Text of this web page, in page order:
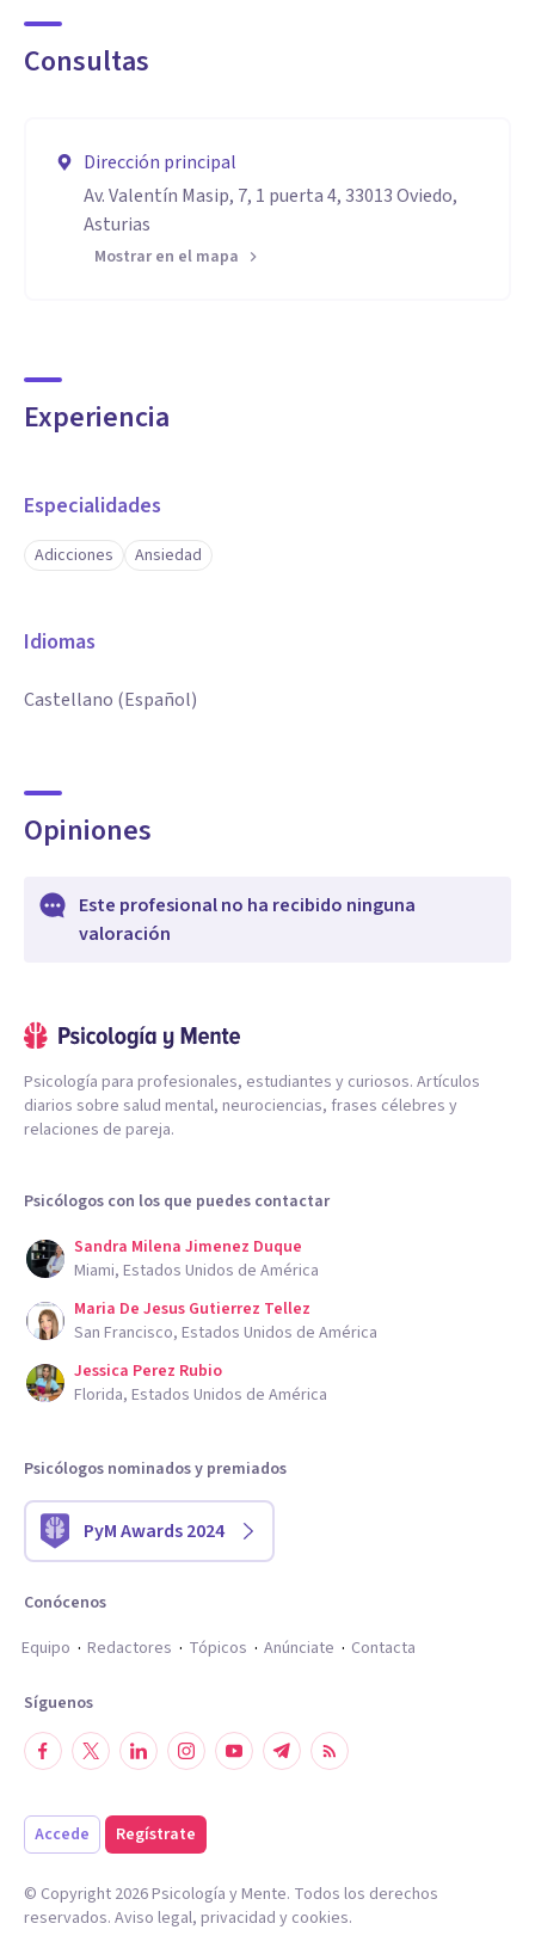
Consultas
Dirección principal
Av. Valentín Masip, 7, 1 puerta 4, 33013 Oviedo,
Asturias
Mostrar en el mapa
Experiencia
Especialidades
Adicciones Ansiedad
Idiomas
Castellano (Español)
Opiniones
Este profesional no ha recibido ninguna
valoración
Psicología para profesionales, estudiantes y curiosos. Artículos
diarios sobre salud mental, neurociencias, frases célebres y
relaciones de pareja.
Psicólogos con los que puedes contactar
Sandra Milena Jimenez Duque
Miami, Estados Unidos de América
Maria De Jesus Gutierrez Tellez
San Francisco, Estados Unidos de América
Jessica Perez Rubio
Florida, Estados Unidos de América
Psicólogos nominados y premiados
PyM Awards 2024
Conócenos
Equipo
Redactores Tópicos Anúnciate Contacta
Síguenos
Accede Regístrate
© Copyright 2026Psicología y Mente. Todos los derechos
reservados. Aviso legal, privacidad y cookies.